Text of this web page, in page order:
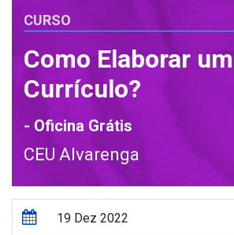
CURSO
Como Elaborar um
Currículo?
- Oficina Grátis
CEU Alvarenga
19 Dez 2022